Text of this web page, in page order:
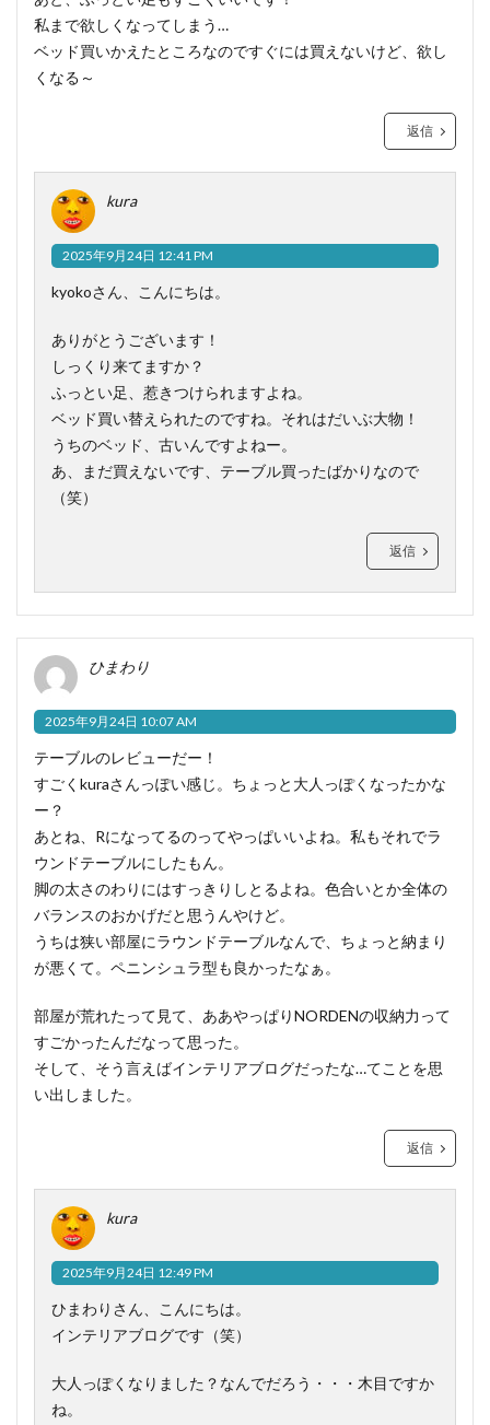
私まで欲しくなってしまう…
ベッド買いかえたところなのですぐには買えないけど、欲し
くなる～
返信
kura
2025年9月24日 12:41 PM
kyokoさん、こんにちは。
ありがとうございます！
しっくり来てますか？
ふっとい足、惹きつけられますよね。
ベッド買い替えられたのですね。それはだいぶ大物！
うちのベッド、古いんですよねー。
あ、まだ買えないです、テーブル買ったばかりなので
（笑）
返信
ひまわり
2025年9月24日 10:07 AM
テーブルのレビューだー！
すごくkuraさんっぽい感じ。ちょっと大人っぽくなったかな
ー？
あとね、Rになってるのってやっぱいいよね。私もそれでラ
ウンドテーブルにしたもん。
脚の太さのわりにはすっきりしとるよね。色合いとか全体の
バランスのおかげだと思うんやけど。
うちは狭い部屋にラウンドテーブルなんで、ちょっと納まり
が悪くて。ペニンシュラ型も良かったなぁ。
部屋が荒れたって見て、ああやっぱりNORDENの収納力って
すごかったんだなって思った。
そして、そう言えばインテリアブログだったな…てことを思
い出しました。
返信
kura
2025年9月24日 12:49 PM
ひまわりさん、こんにちは。
インテリアブログです（笑）
大人っぽくなりました？なんでだろう・・・木目ですか
ね。